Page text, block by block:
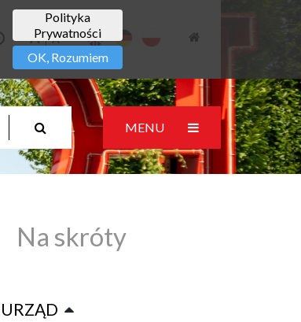
MENU
Na skróty
URZĄD
Polityka
Prywatności
OK, Rozumiem